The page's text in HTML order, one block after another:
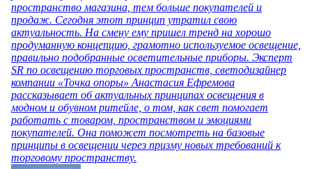
пространство магазина, тем больше покупателей и
продаж. Сегодня этот принцип утратил свою
актуальность. На смену ему пришел тренд на хорошо
продуманную концепцию, грамотно используемое освещение,
правильно подобранные осветительные приборы. Эксперт
SR по освещению торговых пространств, светодизайнер
компании «Точка опоры» Анастасия Ефремова
рассказывает об актуальных принципах освещения в
модном и обувном ритейле, о том, как свет помогает
работать с товаром, пространством и эмоциями
покупателей. Она поможет посмотреть на базовые
принципы в освещении через призму новых требований к
торговому пространству.